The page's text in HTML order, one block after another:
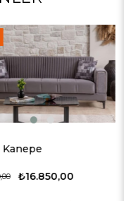
Kanepe
₺16.350,00
%17